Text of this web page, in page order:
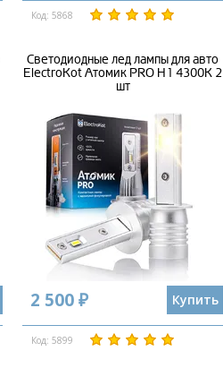
Код: 5868
Светодиодные лед лампы для авто
ElectroKot Атомик PRO H1 4300K 2
шт
2 500 ₽ Купить
Код: 5899